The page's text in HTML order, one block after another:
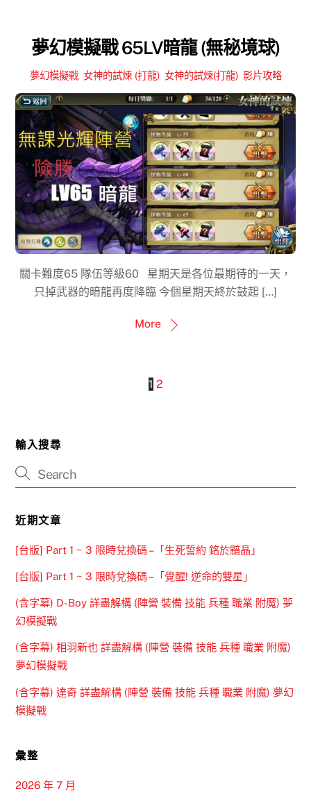
夢幻模擬戰 65LV暗龍 (無秘境球)
夢幻模擬戰, 女神的試煉 (打龍), 女神的試煉(打龍), 影片攻略
關卡難度65 隊伍等級60 星期天是各位最期待的一天，
只掉武器的暗龍再度降臨 今個星期天終於鼓起 […]
More
1 2
輸入搜尋
近期文章
[台版] Part 1 ~ 3 限時兌換碼 –「生死誓約 銘於黯晶」
[台版] Part 1 ~ 3 限時兌換碼 –「覺醒! 逆命的雙星」
(含字幕) D-Boy 詳盡解構 (陣營 裝備 技能 兵種 職業 附魔) 夢
幻模擬戰
(含字幕) 相羽新也 詳盡解構 (陣營 裝備 技能 兵種 職業 附魔)
夢幻模擬戰
(含字幕) 達奇 詳盡解構 (陣營 裝備 技能 兵種 職業 附魔) 夢幻
模擬戰
彙整
2026 年 7 月